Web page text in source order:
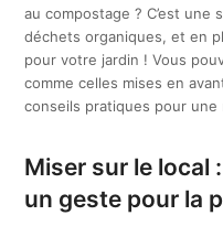
au compostage ? C’est
déchets organiques, et en
pour votre jardin ! Vous
comme celles mises en
conseils pratiques pour
Miser sur le local
un geste pour la